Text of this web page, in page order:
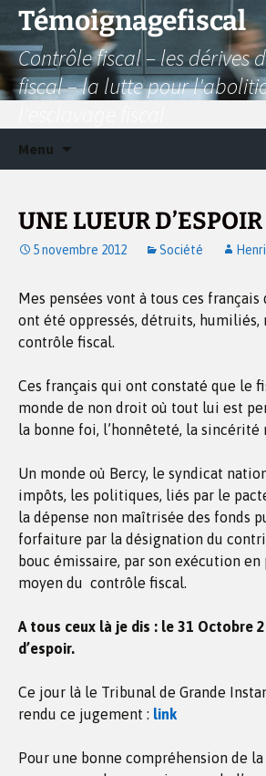
Aller
contenu
Témoignagefiscal
Contrôle fiscal – les dérives
fiscal – la lutte pour
Menu
UNE LUEUR D’ESPOIR
5 novembre 2012 Société
Mes pensées vont à tous ces
ont été oppressés, détruits, humiliés,
contrôle fiscal.
Ces français qui ont constaté que le
monde de non droit où tout lui est
la bonne foi, l’honnêteté, la sincérité
Un monde où Bercy, le syndicat
impôts, les politiques, liés par le
la dépense non maîtrisée des fonds
forfaiture par la désignation du
bouc émissaire, par son exécution
moyen du contrôle fiscal.
A tous ceux là je dis : le 31 Octobre
d’espoir.
Ce jour là le Tribunal de Grande
rendu ce jugement : link
Pour une bonne compréhension de